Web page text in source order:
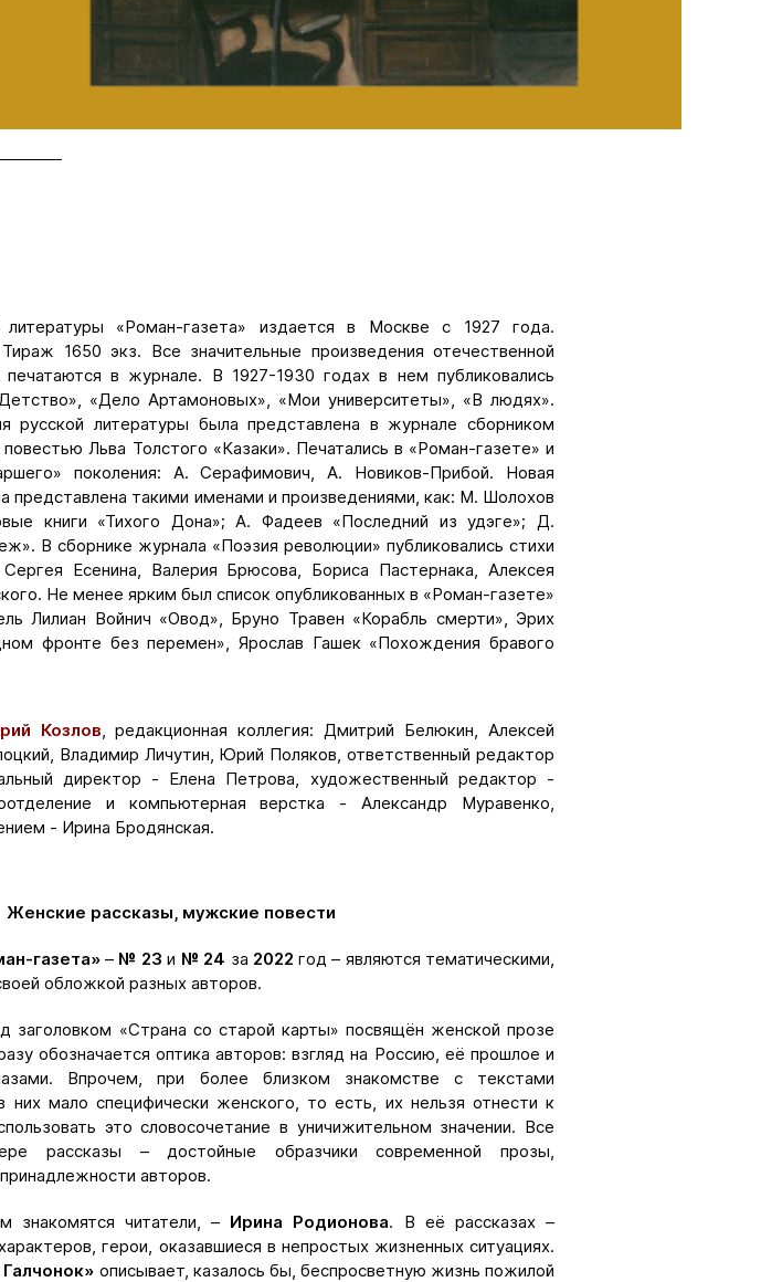
литературы «Роман-газета» издается в Москве с 1927 года.
1650 экз. Все значительные произведения отечественной
печатаются в журнале. В 1927-1930 годах в нем публиковались
«Дело Артамоновых», «Мои университеты», «В людях».
русской литературы была представлена в журнале сборником
Льва Толстого «Казаки». Печатались в «Роман-газете» и
поколения: А. Серафимович, А. Новиков-Прибой. Новая
представлена такими именами и произведениями, как: М. Шолохов
книги «Тихого Дона»; А. Фадеев «Последний из удэге»; Д.
В сборнике журнала «Поэзия революции» публиковались стихи
Есенина, Валерия Брюсова, Бориса Пастернака, Алексея
Не менее ярким был список опубликованных в «Роман-газете»
Лилиан Войнич «Овод», Бруно Травен «Корабль смерти», Эрих
фронте без перемен», Ярослав Гашек «Похождения бравого
Козлов, редакционная коллегия: Дмитрий Белюкин, Алексей
Владимир Личутин, Юрий Поляков, ответственный редактор
директор - Елена Петрова, художественный редактор -
и компьютерная верстка - Александр Муравенко,
- Ирина Бродянская.
Женские рассказы, мужские повести
газета»– № 23 и № 24 за 2022 год – являются тематическими,
обложкой разных авторов.
заголовком «Страна со старой карты» посвящён женской прозе
обозначается оптика авторов: взгляд на Россию, её прошлое и
Впрочем, при более близком знакомстве с текстами
них мало специфически женского, то есть, их нельзя отнести к
это словосочетание в уничижительном значении. Все
рассказы – достойные образчики современной прозы,
авторов.
знакомятся читатели, – Ирина Родионова. В её рассказах –
герои, оказавшиеся в непростых жизненных ситуациях.
описывает, казалось бы, беспросветную жизнь пожилой